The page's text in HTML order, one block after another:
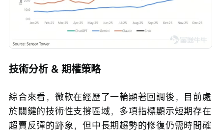
技術分析 & 期權策略
綜合來看，微軟在經歷了一輪顯著回調後，目前處
於關鍵的技術性支撐區域，多項指標顯示短期存在
超賣反彈的跡象，但中長期趨勢的修復仍需時間確